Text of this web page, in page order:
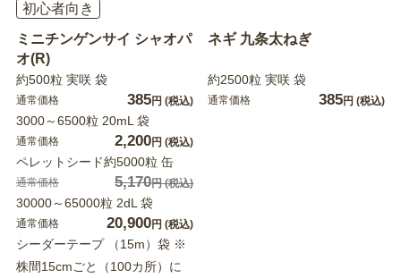
初心者向き
ミニチンゲンサイ シャオパ
オ(R)
約500粒 実咲 袋
通常価格 385円 (税込)
3000～6500粒 20mL 袋
通常価格 2,200円 (税込)
ペレットシード約5000粒 缶
通常価格 5,170円(税込)
30000～65000粒 2dL 袋
通常価格 20,900円 (税込)
シーダーテープ （15m）袋 ※
株間15cmごと（100カ所）に
ネギ 九条太ねぎ
約2500粒 実咲 袋
通常価格 385円 (税込)